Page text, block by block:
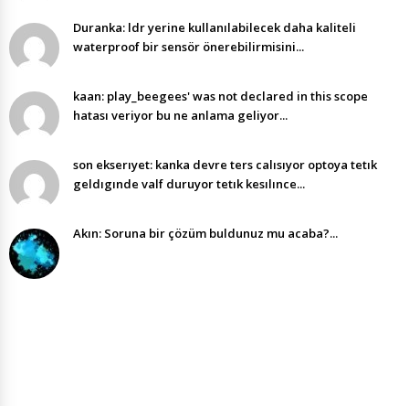
Duranka: ldr yerine kullanılabilecek daha kaliteli
waterproof bir sensör önerebilirmisini...
kaan: play_beegees' was not declared in this scope
hatası veriyor bu ne anlama geliyor...
son ekserıyet: kanka devre ters calısıyor optoya tetık
geldıgınde valf duruyor tetık kesılınce...
Akın: Soruna bir çözüm buldunuz mu acaba?...